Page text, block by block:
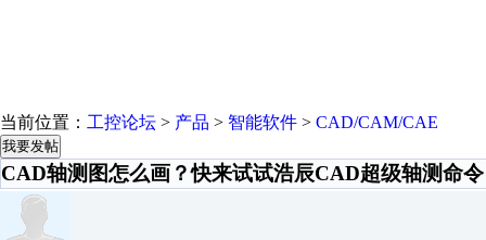
当前位置： 工控论坛 > 产品 > 智能软件 > CAD/CAM/CAE
我要发帖
CAD轴测图怎么画？快来试试浩辰CAD超级轴测命